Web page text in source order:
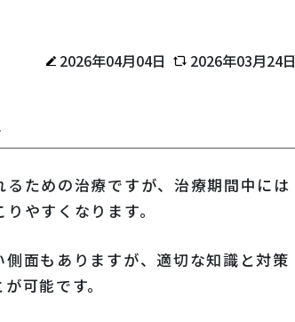
2026年04月04日
2026年03月24日
ための治療ですが、治療期間中には
やすくなります。
面もありますが、適切な知識と対策
可能です。